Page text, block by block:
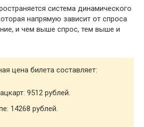
система динамического
напрямую зависит от спроса
и чем выше спрос, тем выше и
цена билета составляет:
9512 рублей.
14268 рублей.